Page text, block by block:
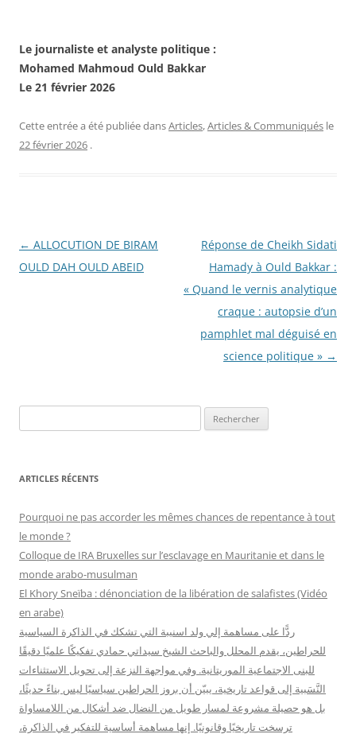
Le journaliste et analyste politique :
Mohamed Mahmoud Ould Bakkar
Le 21 février 2026
Cette entrée a été publiée dansArticles,Articles & Communiqués le
22 février 2026 .
Navigation
des
← ALLOCUTION DE BIRAM
OULD DAH OULD ABEID
Réponse de Cheikh Sidati
Hamady à Ould Bakkar :
« Quand le vernis analytique
craque : autopsie d’un
pamphlet mal déguisé en
science politique » →
e
h
r
c
h
r
ARTICLES RÉCENTS
Pourquoi ne pas accorder les mêmes chances de repentance à tout
le monde ?
Colloque de IRA Bruxelles sur l’esclavage en Mauritanie et dans le
monde arabo-musulman
El Khory Sneïba : dénonciation de la libération de salafistes (Vidéo
en arabe)
ردًّا على مساهمة إلي ولد اسنيبة التي تشكك في الذاكرة السياسية
للحراطين، يقدم المحلل والباحث الشيخ سيداتي حمادي تفكيكًا علميًا دقيقًا
للبنى الاجتماعية الموريتانية. وفي مواجهة النزعة إلى تحويل الاستثناءات
النَّسَبية إلى قواعد تاريخية، يبيّن أن بروز الحراطين سياسيًا ليس بناءً حديثًا،
بل هو حصيلة مشروعة لمسار طويل من النضال ضد أشكال من اللامساواة
ترسخت تاريخيًا وقانونيًا. إنها مساهمة أساسية للتفكير في الذاكرة،